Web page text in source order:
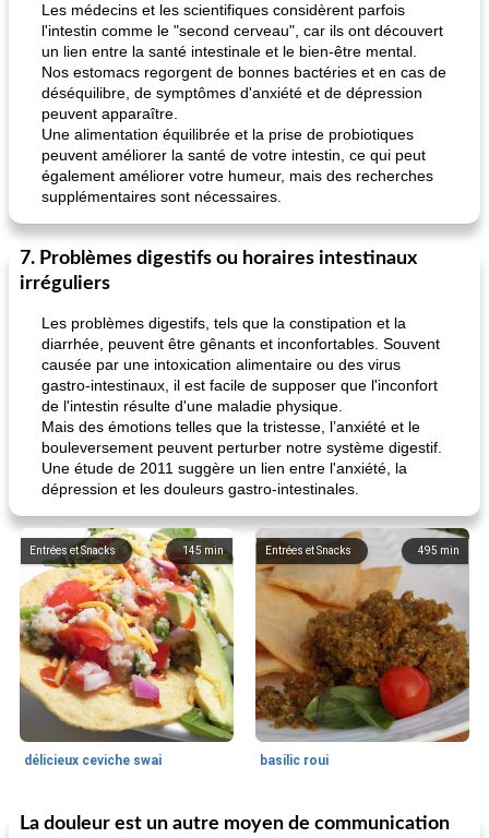
Les médecins et les scientifiques considèrent parfois
l'intestin comme le "second cerveau", car ils ont découvert
un lien entre la santé intestinale et le bien-être mental.
Nos estomacs regorgent de bonnes bactéries et en cas de
déséquilibre, de symptômes d'anxiété et de dépression
peuvent apparaître.
Une alimentation équilibrée et la prise de probiotiques
peuvent améliorer la santé de votre intestin, ce qui peut
également améliorer votre humeur, mais des recherches
supplémentaires sont nécessaires.
7. Problèmes digestifs ou horaires intestinaux
irréguliers
Les problèmes digestifs, tels que la constipation et la
diarrhée, peuvent être gênants et inconfortables. Souvent
causée par une intoxication alimentaire ou des virus
gastro-intestinaux, il est facile de supposer que l'inconfort
de l'intestin résulte d'une maladie physique.
Mais des émotions telles que la tristesse, l’anxiété et le
bouleversement peuvent perturber notre système digestif.
Une étude de 2011 suggère un lien entre l'anxiété, la
dépression et les douleurs gastro-intestinales.
145 min
Entrées et Snacks
délicieux ceviche swai
495 min
Entrées et Snacks
basilic roui
65min
Déjeuner / Snacks 30min
La douleur est un autre moyen de communication